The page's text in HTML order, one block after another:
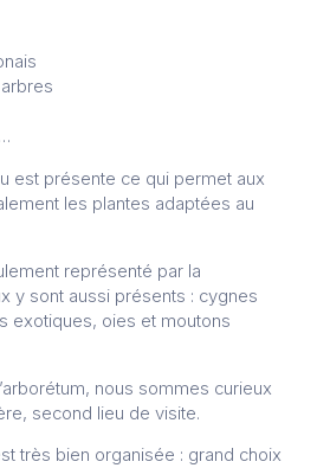
est présente ce qui permet aux
les plantes adaptées au
représenté par la
y sont aussi présents : cygnes
exotiques, oies et moutons
nous sommes curieux
second lieu de visite.
très bien organisée : grand choix